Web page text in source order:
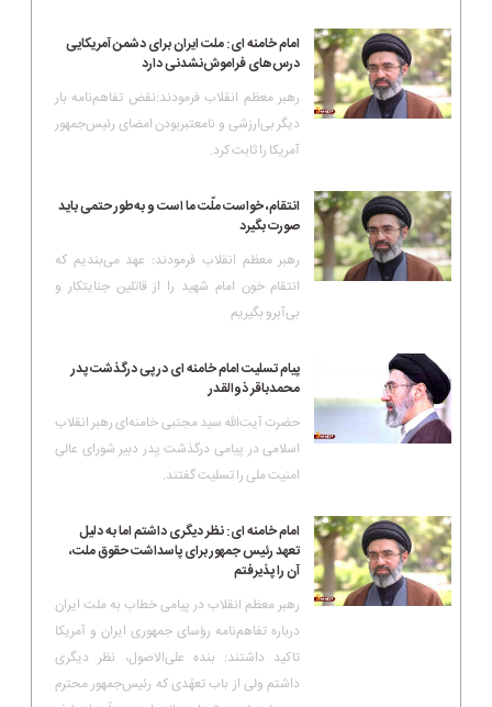
امام خامنه ای: ملت ایران برای دشمن آمریکایی
درس‌های فراموش‌نشدنی دارد
رهبر معظم انقلاب فرمودند:نقض تفاهم‌نامه بار
دیگر بی‌ارزشی و نامعتبربودن امضای رئیس‌جمهور
آمریکا را ثابت کرد.
انتقام، خواست ملّت ما است و به‌طور حتمی باید
صورت بگیرد
رهبر معظم انقلاب فرمودند: عهد می‌بندیم که
انتقام خون امام شهید را از قاتلین جنایتکار و
بی‌آبرو بگیریم
پیام تسلیت امام خامنه ای در پی درگذشت پدر
محمدباقر ذوالقدر
حضرت آیت‌الله سید مجتبی خامنه‌ای رهبر انقلاب
اسلامی در پیامی درگذشت پدر دبیر شورای عالی
امنیت ملی را تسلیت گفتند.
امام خامنه ای: نظر دیگری داشتم اما به دلیل
تعهد رئیس جمهور برای پاسداشت حقوق ملت،
آن را پذیرفتم
رهبر معظم انقلاب در پیامی خطاب به ملت ایران
درباره تفاهم‌نامه رؤسای جمهوری ایران و آمریکا
تاکید داشتند: بنده علی‌الاصول، نظر دیگری
داشتم ولی از باب تعهّدی که رئیس‌جمهور محترم